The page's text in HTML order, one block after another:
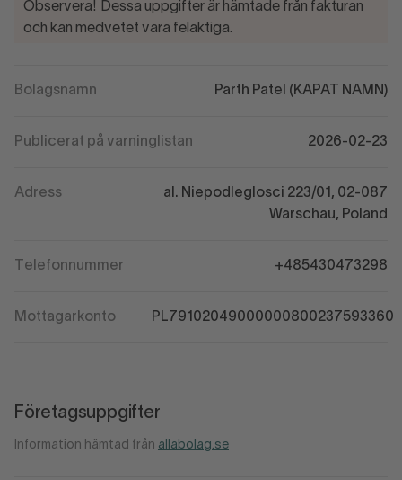
Observera! Dessa uppgifter är hämtade från fakturan
och kan medvetet vara felaktiga.
Bolagsnamn Parth Patel (KAPAT NAMN)
Publicerat på varninglistan 2026-02-23
Adress
al. Niepodleglosci 223/01, 02-087
Warschau, Poland
Telefonnummer +485430473298
Mottagarkonto PL79102049000000800237593360
Företagsuppgifter
Information hämtad från allabolag.se